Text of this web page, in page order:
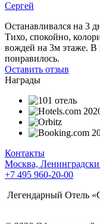
Сергей
Останавливался на 3
Тихо, спокойно,
вождей на 3м этаже. В
понравилось.
Оставить отзыв
Награды
Контакты
Москва,
+7 495 960-20-00
Легендарный Отель